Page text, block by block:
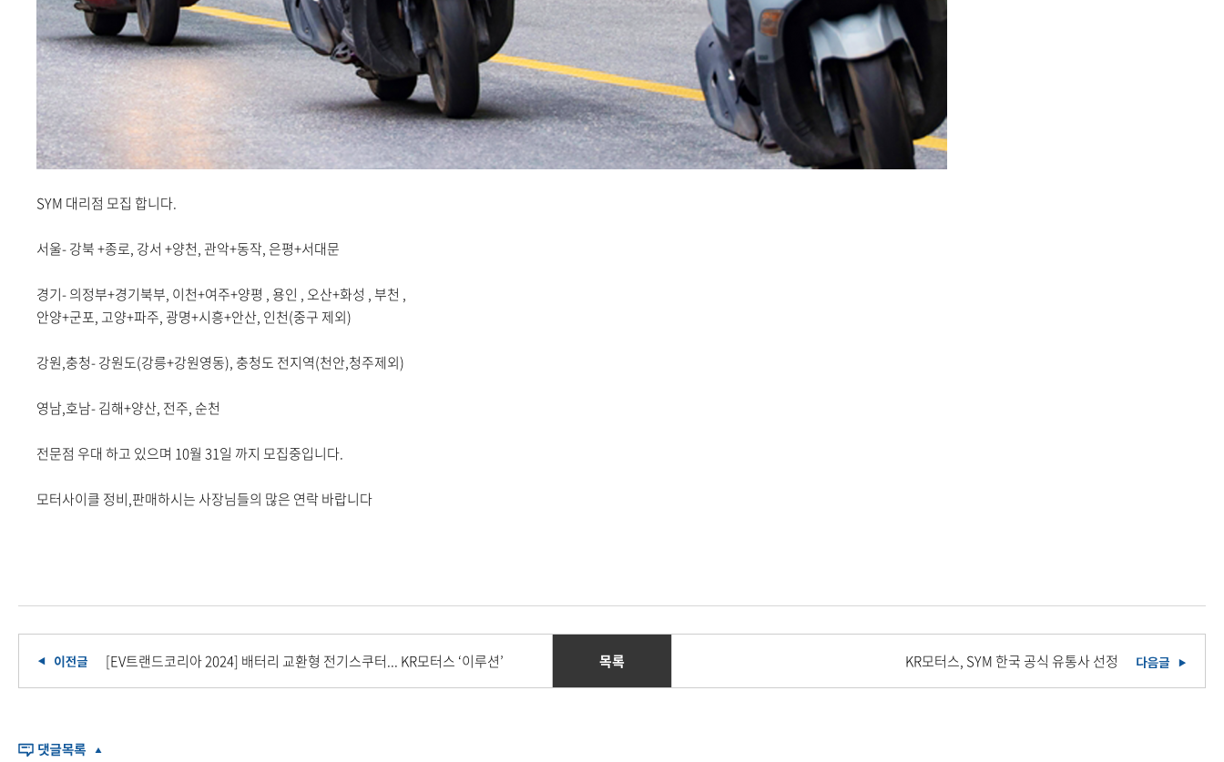
SYM 대리점 모집 합니다.
서울- 강북 +종로, 강서 +양천, 관악+동작, 은평+서대문
경기- 의정부+경기북부, 이천+여주+양평 , 용인 , 오산+화성 , 부천 ,
안양+군포, 고양+파주, 광명+시흥+안산, 인천(중구 제외)
강원,충청- 강원도(강릉+강원영동), 충청도 전지역(천안,청주제외)
영남,호남- 김해+양산, 전주, 순천
전문점 우대 하고 있으며 10월 31일 까지 모집중입니다.
모터사이클 정비,판매하시는 사장님들의 많은 연락 바랍니다
[EV트랜드코리아 2024] 배터리 교환형 전기스쿠터... KR모터스 ‘이루션’ 목록 KR모터스, SYM 한국 공식 유통사 선정